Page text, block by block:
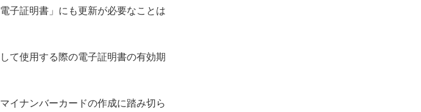
子証明書」にも更新が必要なことは
て使用する際の電子証明書の有効期
イナンバーカードの作成に踏み切ら